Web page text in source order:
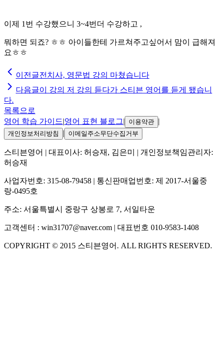
이제 1번 수강했으니 3~4번더 수강하고 ,
뭐하면 되죠? ㅎㅎ 아이들한테 가르쳐주고싶어서 맘이 급해져
요ㅎㅎ
이전글전치사, 영문법 강의 마쳤습니다
다음글이 강의 저 강의 듣다가 스티븐 영어를 듣게 됐습니
다.
목록으로
영어 학습 가이드|영어 표현 블로그| 이용약관 |
개인정보처리방침 | 이메일주소무단수집거부
스티븐영어 | 대표이사: 허승재, 김은미
| 개인정보책임관리자:
허승재
사업자번호: 315-08-79458 | 통신판매업번호: 제 2017-서울중
랑-0495호
주소: 서울특별시 중랑구 상봉로 7, 서일타운
고객센터 : win31707@naver.com | 대표번호 010-9583-1408
COPYRIGHT © 2015 스티븐영어 . ALL RIGHTS RESERVED.